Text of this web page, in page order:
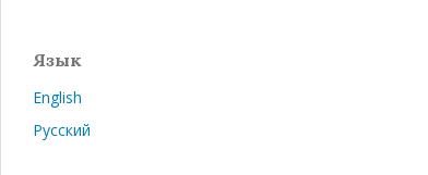
Язык
English
Русский